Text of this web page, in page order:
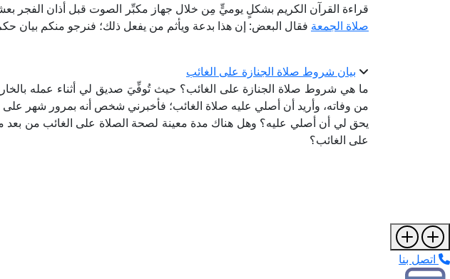
قراءة القرآن الكريم بشكلٍ يوميٍّ مِن خلال جهاز مكبِّر الصوت قبل أذان الفجر
صلاة الجمعة فقال البعض: إن هذا بدعة ويأثم من يفعل ذلك؛ فنرجو منكم بيان
بيان شروط صلاة الجنازة على الغائب
ما هي شروط صلاة الجنازة على الغائب؟ حيث تُوفِّيَ صديق لي أثناء عمله
من وفاته، وأريد أن أصلي عليه صلاة الغائب؛ فأخبرني شخص أنه بمرور شهر على
يحق لي أن أصلي عليه؟ وهل هناك مدة معينة لصحة الصلاة على الغائب من بعد
على الغائب؟
اتصل بنا